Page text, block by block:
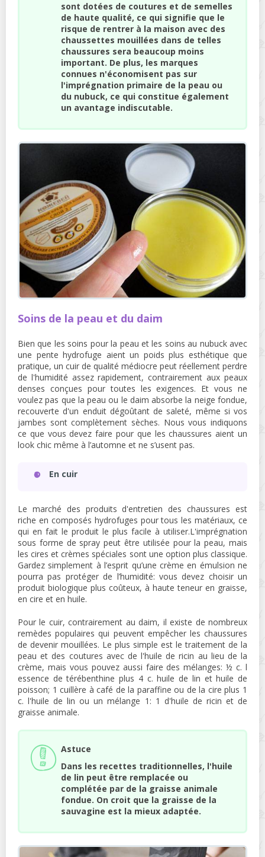
sont dotées de coutures et de semelles
de haute qualité, ce qui signifie que le
risque de rentrer à la maison avec des
chaussettes mouillées dans de telles
chaussures sera beaucoup moins
important. De plus, les marques
connues n'économisent pas sur
l'imprégnation primaire de la peau ou
du nubuck, ce qui constitue également
un avantage indiscutable.
Soins de la peau et du daim
Bien que les soins pour la peau et les soins au nubuck avec
une pente hydrofuge aient un poids plus esthétique que
pratique, un cuir de qualité médiocre peut réellement perdre
de l'humidité assez rapidement, contrairement aux peaux
denses conçues pour toutes les exigences. Et vous ne
voulez pas que la peau ou le daim absorbe la neige fondue,
recouverte d'un enduit dégoûtant de saleté, même si vos
jambes sont complètement sèches. Nous vous indiquons
ce que vous devez faire pour que les chaussures aient un
look chic même à l’automne et ne s’usent pas.
En cuir
Le marché des produits d'entretien des chaussures est
riche en composés hydrofuges pour tous les matériaux, ce
qui en fait le produit le plus facile à utiliser.L'imprégnation
sous forme de spray peut être utilisée pour la peau, mais
les cires et crèmes spéciales sont une option plus classique.
Gardez simplement à l’esprit qu’une crème en émulsion ne
pourra pas protéger de l’humidité: vous devez choisir un
produit biologique plus coûteux, à haute teneur en graisse,
en cire et en huile.
Pour le cuir, contrairement au daim, il existe de nombreux
remèdes populaires qui peuvent empêcher les chaussures
de devenir mouillées. Le plus simple est le traitement de la
peau et des coutures avec de l'huile de ricin au lieu de la
crème, mais vous pouvez aussi faire des mélanges: ½ c. l
essence de térébenthine plus 4 c. huile de lin et huile de
poisson; 1 cuillère à café de la paraffine ou de la cire plus 1
c. l'huile de lin ou un mélange 1: 1 d'huile de ricin et de
graisse animale.
Astuce
Dans les recettes traditionnelles, l'huile
de lin peut être remplacée ou
complétée par de la graisse animale
fondue. On croit que la graisse de la
sauvagine est la mieux adaptée.